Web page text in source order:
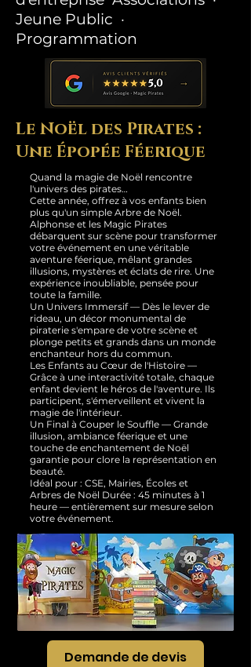
Jeune Public ·
Programmation
Le Noël des Pirates :
Une Épopée Féerique
Quand la magie de Noël rencontre
l'univers des pirates…
Cette année, offrez à vos enfants bien
plus qu'un simple Arbre de Noël.
Alphonse et les Magic Pirates
débarquent sur scène pour transformer
votre événement en une véritable
aventure féerique, mêlant grandes
illusions, mystères et éclats de rire. Une
expérience inoubliable, pensée pour
toute la famille.
Un Univers Immersif — Dès le lever de
rideau, un décor monumental de
piraterie s'empare de votre scène et
plonge petits et grands dans un monde
enchanteur hors du commun.
Les Enfants au Cœur de l'Histoire —
Grâce à une interactivité totale, chaque
enfant devient le héros de l'aventure. Ils
participent, s'émerveillent et vivent la
magie de l'intérieur.
Un Final à Couper le Souffle — Grande
illusion, ambiance féerique et une
touche de enchantement de Noël
garantie pour clore la représentation en
beauté.
Idéal pour : CSE, Mairies, Écoles et
Arbres de Noël Durée : 45 minutes à 1
heure — entièrement sur mesure selon
votre événement.
Demande de devis